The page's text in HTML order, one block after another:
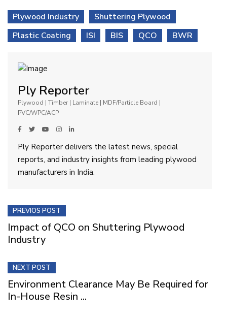
Plywood Industry
Shuttering Plywood
Plastic Coating
ISI BIS QCO BWR
Ply Reporter
Plywood | Timber | Laminate | MDF/Particle Board |
PVC/WPC/ACP
Ply Reporter delivers the latest news, special
reports, and industry insights from leading plywood
manufacturers in India.
PREVIOS POST
Impact of QCO on Shuttering Plywood
Industry
NEXT POST
Environment Clearance May Be Required for
In-House Resin ...